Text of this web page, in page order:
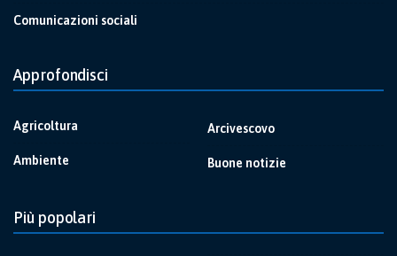
Comunicazioni sociali
Approfondisci
Agricoltura
Ambiente
Arcivescovo
Buone notizie
Più popolari